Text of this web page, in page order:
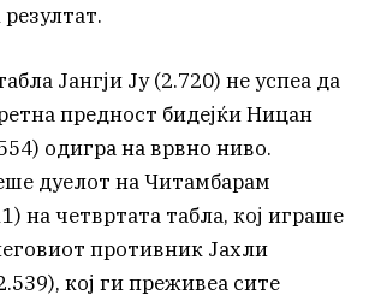
Јангји Ју (2.720) не успеа да
предност бидејќи Ницан
одигра на врвно ниво.
дуелот на Читамбарам
на четвртата табла, кој играше
противник Јахли
кој ги преживеа сите